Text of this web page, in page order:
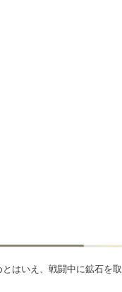
はいえ、戦闘中に鉱石を取